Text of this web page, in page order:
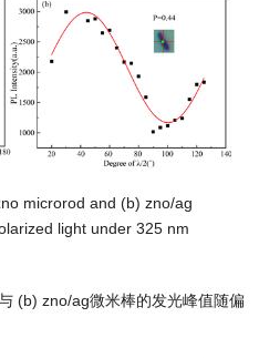
microrod and (b) zno/ag
light under 325 nm
(b) zno/ag微米棒的发光峰值随偏